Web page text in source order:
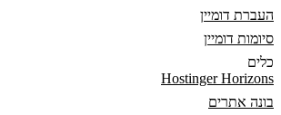
העברת דומיין
סיומות דומיין
כלים
Hostinger Horizons
בונה אתרים